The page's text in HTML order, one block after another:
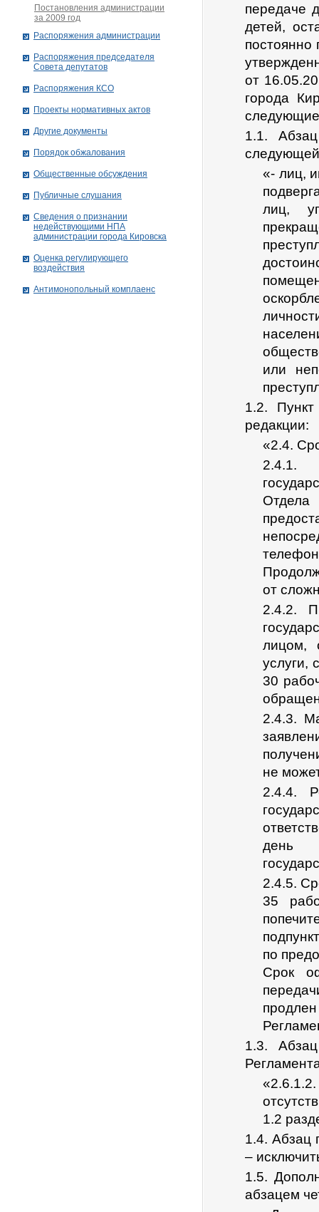
передаче
детей,
от
города
1.1.
«- лиц,
лиц,
или
1.2.
редакции:
«2.4.
2.4.1.
от
2.4.2.
лицом,
услуги,
30
2.4.3.
не
2.4.4.
день
2.4.5.
35
по
Срок
1.3.
1.2
1.4. Абзац
–
1.5.
абзацем
Постановления администрации
за 2009 год
Распоряжения администрации
Распоряжения председателя
Совета депутатов
Распоряжения КСО
Проекты нормативных актов
Другие документы
Порядок обжалования
Общественные обсуждения
Публичные слушания
Сведения о признании
недействующими НПА
администрации города Кировскa
Оценка регулирующего
воздействия
Антимонопольный комплаенс